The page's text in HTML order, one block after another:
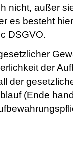
nicht, außer
es besteht
DSGVO.
der
der
(Ende